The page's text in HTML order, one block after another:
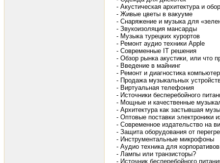
- Акустическая архитектура и
- Живые цветы в вакууме
- Снаряжение и музыка для
- Звукоизоляция мансарды
- Музыка турецких курортов
- Ремонт аудио техники Apple
- Современные IT решения
- Обзор рынка акустики, или что
- Введение в майнинг
- Ремонт и диагностика
- Продажа музыкальных
- Виртуальная телефония
- Источники бесперебойного
- Мощные и качественные
- Архитектура как застывшая
- Оптовые поставки электроники
- Современное издательство на
- Защита оборудования от
- Инструментальные микрофоны
- Аудио техника для корпоративов
- Лампы или транзисторы?
- Источник бесперебойного